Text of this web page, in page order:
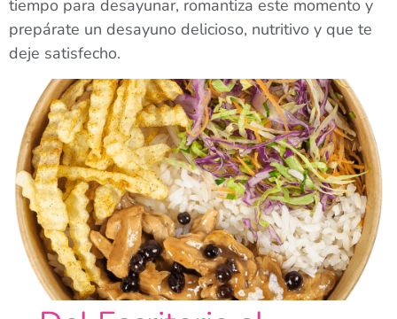
tiempo para desayunar, romantiza este momento y
prepárate un desayuno delicioso, nutritivo y que te
deje satisfecho.